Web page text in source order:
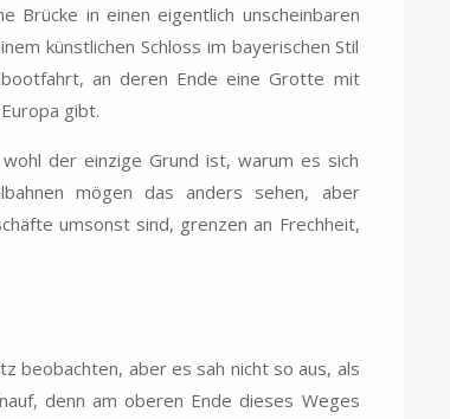
Brücke in einen eigentlich unscheinbaren
künstlichen Schloss im bayerischen Stil
an deren Ende eine Grotte mit
gibt.
der einzige Grund ist, warum es sich
mögen das anders sehen, aber
umsonst sind, grenzen an Frechheit,
beobachten, aber es sah nicht so aus, als
denn am oberen Ende dieses Weges